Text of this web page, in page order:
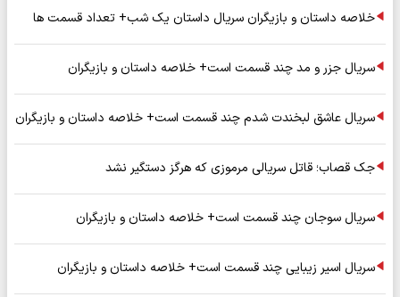
خلاصه داستان و بازیگران سریال داستان یک شب+ تعداد قسمت ها
سریال جزر و مد چند قسمت است+ خلاصه داستان و بازیگران
سریال عاشق لبخندت شدم چند قسمت است+ خلاصه داستان و بازیگران
جک قصاب؛ قاتل سریالی مرموزی که هرگز دستگیر نشد
سریال سوجان چند قسمت است+ خلاصه داستان و بازیگران
سریال اسیر زیبایی چند قسمت است+ خلاصه داستان و بازیگران